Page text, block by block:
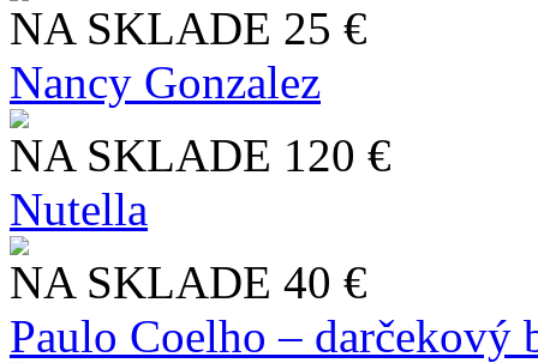
NA SKLADE 25 €
Nancy Gonzalez
NA SKLADE 120 €
Nutella
NA SKLADE 40 €
Paulo Coelho – darčekový